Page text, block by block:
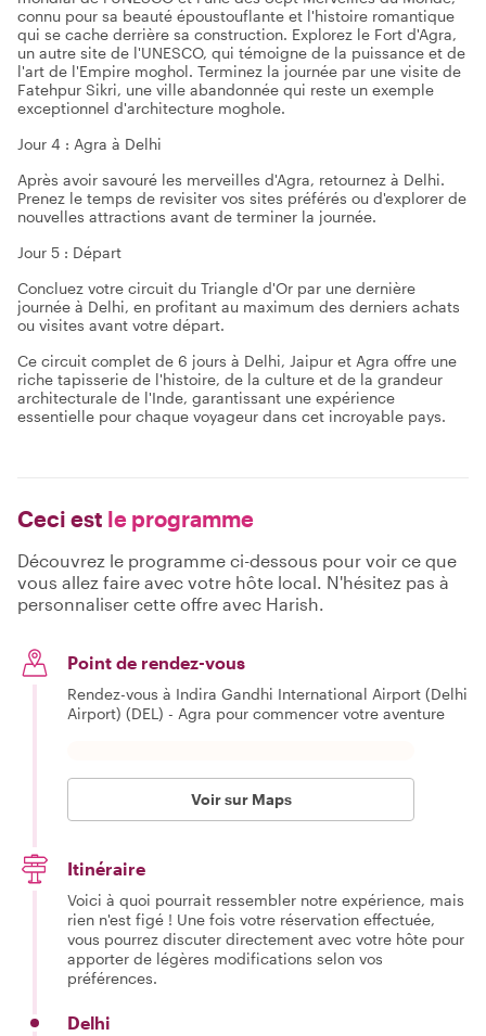
connu pour sa beauté époustouflante et l'histoire romantique
qui se cache derrière sa construction. Explorez le Fort d'Agra,
un autre site de l'UNESCO, qui témoigne de la puissance et de
l'art de l'Empire moghol. Terminez la journée par une visite de
Fatehpur Sikri, une ville abandonnée qui reste un exemple
exceptionnel d'architecture moghole.
Jour 4 : Agra à Delhi
Après avoir savouré les merveilles d'Agra, retournez à Delhi.
Prenez le temps de revisiter vos sites préférés ou d'explorer de
nouvelles attractions avant de terminer la journée.
Jour 5 : Départ
Concluez votre circuit du Triangle d'Or par une dernière
journée à Delhi, en profitant au maximum des derniers achats
ou visites avant votre départ.
Ce circuit complet de 6 jours à Delhi, Jaipur et Agra offre une
riche tapisserie de l'histoire, de la culture et de la grandeur
architecturale de l'Inde, garantissant une expérience
essentielle pour chaque voyageur dans cet incroyable pays.
Ceci est le programme
Découvrez le programme ci-dessous pour voir ce que
vous allez faire avec votre hôte local. N'hésitez pas à
personnaliser cette offre avec Harish.
Point de rendez-vous
Rendez-vous à Indira Gandhi International Airport (Delhi
Airport) (DEL) - Agra pour commencer votre aventure
Voir sur Maps
Itinéraire
Voici à quoi pourrait ressembler notre expérience, mais
rien n'est figé ! Une fois votre réservation effectuée,
vous pourrez discuter directement avec votre hôte pour
apporter de légères modifications selon vos
préférences.
Delhi